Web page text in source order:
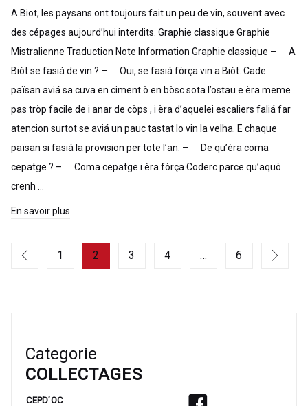
A Biot, les paysans ont toujours fait un peu de vin, souvent avec
des cépages aujourd’hui interdits. Graphie classique Graphie
Mistralienne Traduction Note Information Graphie classique – A
Biòt se fasiá de vin ? – Oui, se fasiá fòrça vin a Biòt. Cade
païsan aviá sa cuva en ciment ò en bòsc sota l’ostau e èra meme
pas tròp facile de i anar de còps , i èra d’aquelei escaliers faliá far
atencion surtot se aviá un pauc tastat lo vin la velha. E chaque
païsan si fasiá la provision per tote l’an. – De qu’èra coma
cepatge ? – Coma cepatge i èra fòrça Coderc parce qu’aquò
crenh …
En savoir plus
1 2 3 4 … 6
Categorie
COLLECTAGES
CEPD’OC